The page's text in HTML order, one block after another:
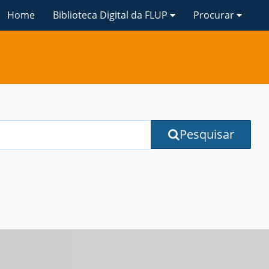
Home Biblioteca Digital da FLUP Procurar
Pesquisar